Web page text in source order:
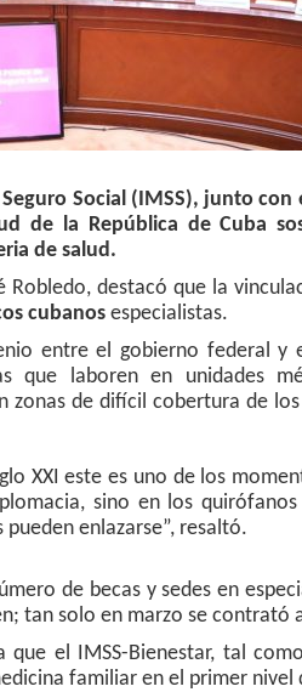
Social (IMSS), junto con
de la República de Cuba
de salud.
Robledo, destacó que la
cubanos especialistas.
entre el gobierno federal y
que laboren en unidades
zonas de difícil cobertura de
XXI este es uno de los
sino en los
enlazarse”, resaltó.
de becas y sedes en
tan solo en marzo se contrató
el IMSS-Bienestar, tal
familiar en el primer nivel